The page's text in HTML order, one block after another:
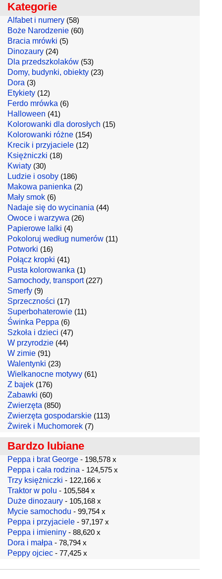
Kategorie
Alfabet i numery (58)
Boże Narodzenie (60)
Bracia mrówki (5)
Dinozaury (24)
Dla przedszkolaków (53)
Domy, budynki, obiekty (23)
Dora (3)
Etykiety (12)
Ferdo mrówka (6)
Halloween (41)
Kolorowanki dla dorosłych (15)
Kolorowanki różne (154)
Krecik i przyjaciele (12)
Księżniczki (18)
Kwiaty (30)
Ludzie i osoby (186)
Makowa panienka (2)
Mały smok (6)
Nadaje się do wycinania (44)
Owoce i warzywa (26)
Papierowe lalki (4)
Pokoloruj według numerów (11)
Potworki (16)
Połącz kropki (41)
Pusta kolorowanka (1)
Samochody, transport(227)
Smerfy (9)
Sprzeczności (17)
Superbohaterowie (11)
Świnka Peppa (6)
Szkoła i dzieci (47)
W przyrodzie (44)
W zimie (91)
Walentynki (23)
Wielkanocne motywy (61)
Z bajek (176)
Zabawki (60)
Zwierzęta (850)
Zwierzęta gospodarskie (113)
Żwirek i Muchomorek (7)
Bardzo lubiane
Peppa i brat George - 198,578 x
Peppa i cała rodzina - 124,575 x
Trzy księżniczki - 122,166 x
Traktor w polu - 105,584 x
Duże dinozaury - 105,168 x
Mycie samochodu - 99,754 x
Peppa i przyjaciele - 97,197 x
Peppa i imieniny - 88,620 x
Dora i małpa - 78,794 x
Peppy ojciec - 77,425 x